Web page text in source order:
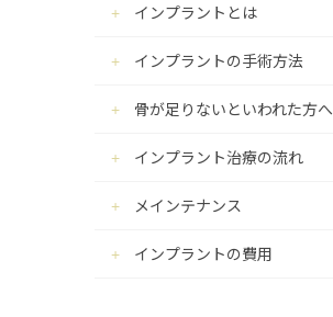
インプラントとは
インプラントの手術方法
骨が足りないといわれた方へ
インプラント治療の流れ
メインテナンス
インプラントの費用